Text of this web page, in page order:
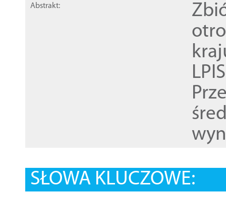
Abstrakt:
SŁOWA KLUCZOWE: